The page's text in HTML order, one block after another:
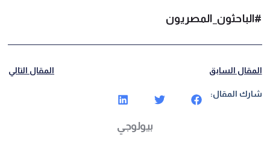
#الباحثون_المصريون
المقال السابق المقال التالي
شارك المقال:
بيولوجي